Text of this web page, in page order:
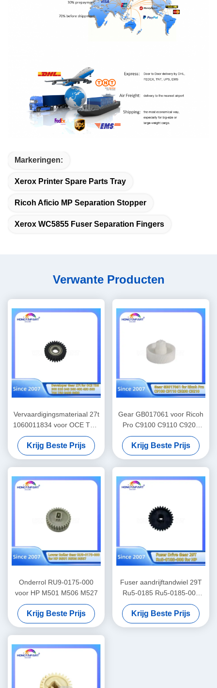
Markeringen:
Xerox Printer Spare Parts Tray
Ricoh Aficio MP Separation Stopper
Xerox WC5855 Fuser Separation Fingers
Verwante Producten
Vervaardigingsmateriaal 27t
1060011834 voor OCE TDS
300 320 340 360 400 450
600 700 750 9400 9600
Vervaardigingsmateriaal
Onderdelen
Krijg Beste Prijs
Gear GB017061 voor Ricoh
Pro C9100 C9110 C9200
C9210 Reserveonderdelen
Kleurenlaserprinter
Benodigdheden
Krijg Beste Prijs
Onderrol RU9-0175-000
voor HP M501 M506 M527
Krijg Beste Prijs
Fuser aandrijftandwiel 29T
Ru5-0185 Ru5-0185-000
voor HP 1010 1012 1015
1018 1020 M1005 3015
3020 3030 Canon Fax L100
Krijg Beste Prijs